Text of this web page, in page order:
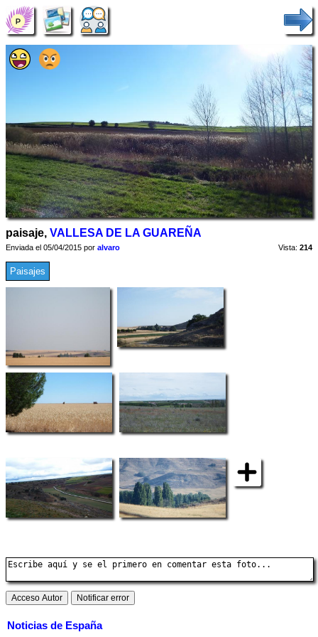
paisaje, VALLESA DE LA GUAREÑA
Enviada el 05/04/2015 por alvaro Vista: 214
Paisajes
Noticias de España